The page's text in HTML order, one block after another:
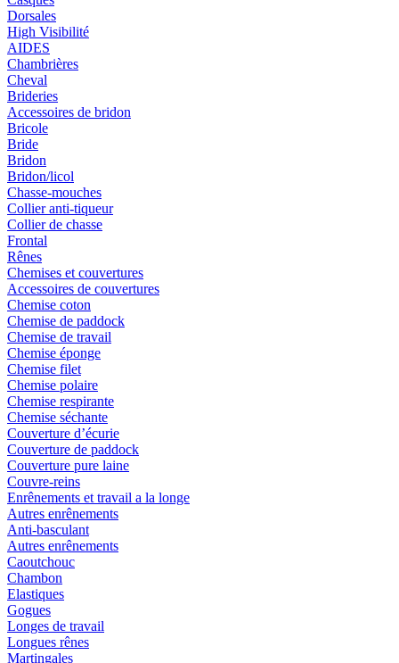
Dorsales
High Visibilité
AIDES
Chambrières
Cheval
Brideries
Accessoires de bridon
Bricole
Bride
Bridon
Bridon/licol
Chasse-mouches
Collier anti-tiqueur
Collier de chasse
Frontal
Rênes
Chemises et couvertures
Accessoires de couvertures
Chemise coton
Chemise de paddock
Chemise de travail
Chemise éponge
Chemise filet
Chemise polaire
Chemise respirante
Chemise séchante
Couverture d’écurie
Couverture de paddock
Couverture pure laine
Couvre-reins
Enrênements et travail a la longe
Autres enrênements
Anti-basculant
Autres enrênements
Caoutchouc
Chambon
Elastiques
Gogues
Longes de travail
Longues rênes
Martingales